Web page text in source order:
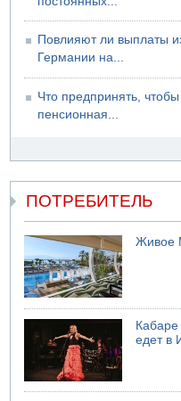
Повлияют ли выплаты
Германии на...
Что предпринять, чтобы
пенсионная...
ПОТРЕБИТЕЛЬ
Живое
едет в